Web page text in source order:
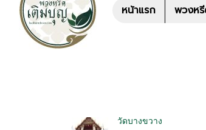
หน้าแรก พวงห
วัดบางขวาง